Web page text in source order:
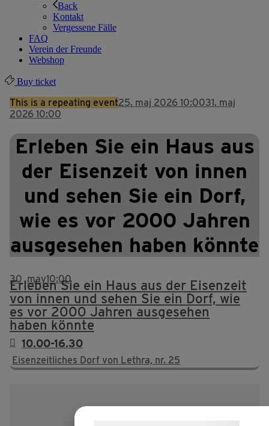
Back
Kontakt
Vergessene Fälle
FAQ
Verein der Freunde
Webshop
Buy ticket
This is a repeating event25. maj 2026 10:0031. maj
2026 10:00
Erleben Sie ein Haus aus
der Eisenzeit von innen
und sehen Sie ein Dorf,
wie es vor 2000 Jahren
ausgesehen haben könnte
30 may10:00
Erleben Sie ein Haus aus der Eisenzeit
von innen und sehen Sie ein Dorf, wie
es vor 2000 Jahren ausgesehen
haben könnte
10.00-16.30
Eisenzeitliches Dorf von Lethra, nr. 25